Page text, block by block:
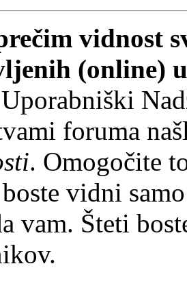
vidnost
(online)
foruma
. Omogočite
vidni
vam. Šteti